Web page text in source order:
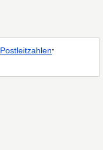
Postleitzahlen·